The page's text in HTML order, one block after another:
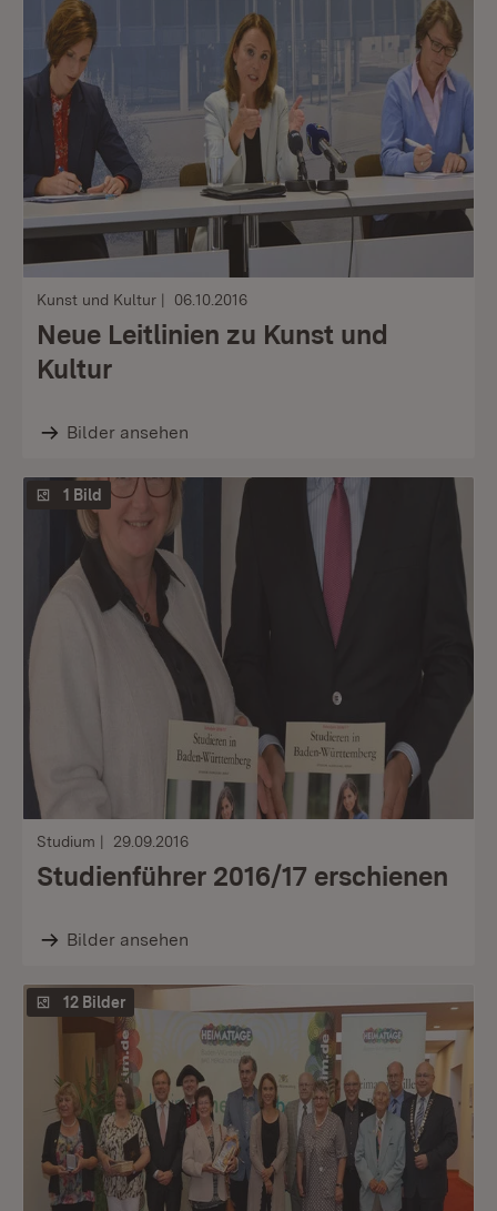
Kunst und Kultur 06.10.2016
Neue Leitlinien zu Kunst und
Kultur
Bilder ansehen
1 Bild
Studium 29.09.2016
Studienführer 2016/17 erschienen
Bilder ansehen
12 Bilder